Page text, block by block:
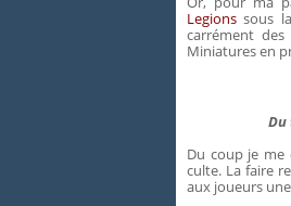
Legionssous
carrément
Miniatures en
Du
Du coup je me
culte. La faire
aux joueurs